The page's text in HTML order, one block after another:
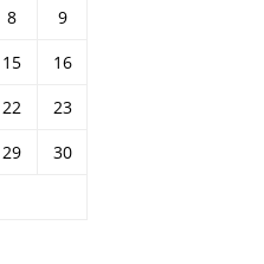
8
9
15
16
22
23
29
30